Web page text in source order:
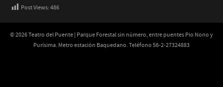
Post Views:486
© 2026 Teatro del Puente | Parque Forestal sin número, entre puentes Pio Nono y
Purísima. Metro estación Baquedano. Teléfono 56-2-27324883